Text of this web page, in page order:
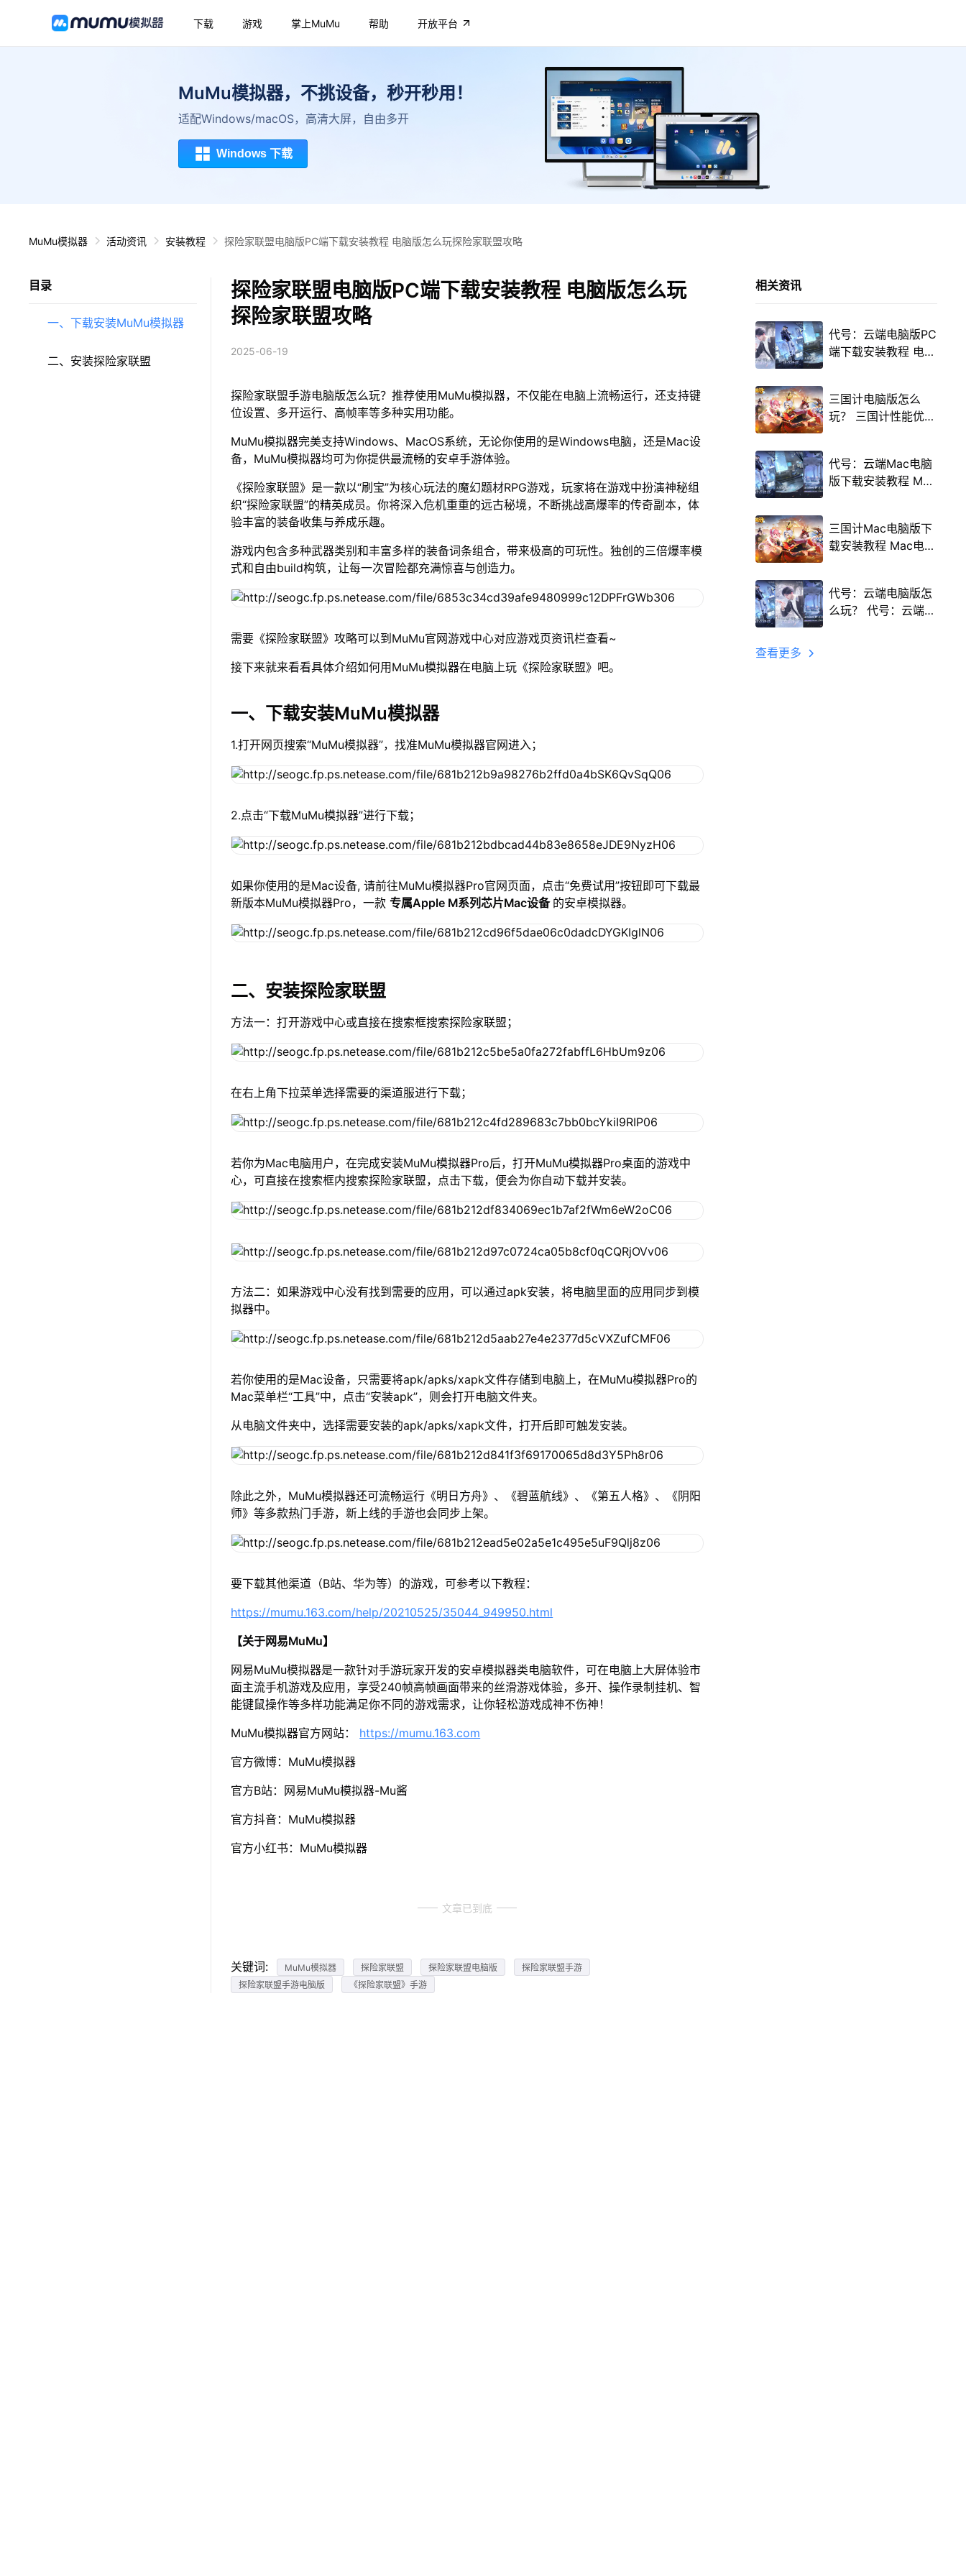
下载 游戏 掌上MuMu 帮助 开放平台
MuMu模拟器，不挑设备，秒开秒用！
适配Windows/macOS，高清大屏，自由多开
Windows 下载
MuMu模拟器 活动资讯 安装教程 探险家联盟电脑版PC端下载安装教程 电脑版怎么玩探险家联盟攻略
目录
一、下载安装MuMu模拟器
二、安装探险家联盟
探险家联盟电脑版PC端下载安装教程 电脑版怎么玩
探险家联盟攻略
2025-06-19
探险家联盟手游电脑版怎么玩？推荐使用MuMu模拟器，不仅能在电脑上流畅运行，还支持键
位设置、多开运行、高帧率等多种实用功能。
MuMu模拟器完美支持Windows、MacOS系统，无论你使用的是Windows电脑，还是Mac设
备，MuMu模拟器均可为你提供最流畅的安卓手游体验。
《探险家联盟》是一款以“刷宝”为核心玩法的魔幻题材RPG游戏，玩家将在游戏中扮演神秘组
织“探险家联盟”的精英成员。你将深入危机重重的远古秘境，不断挑战高爆率的传奇副本，体
验丰富的装备收集与养成乐趣。
游戏内包含多种武器类别和丰富多样的装备词条组合，带来极高的可玩性。独创的三倍爆率模
式和自由build构筑，让每一次冒险都充满惊喜与创造力。
需要《探险家联盟》攻略可以到MuMu官网游戏中心对应游戏页资讯栏查看~
接下来就来看看具体介绍如何用MuMu模拟器在电脑上玩《探险家联盟》吧。
一、下载安装MuMu模拟器
1.打开网页搜索“MuMu模拟器”，找准MuMu模拟器官网进入；
2.点击“下载MuMu模拟器”进行下载；
如果你使用的是Mac设备, 请前往MuMu模拟器Pro官网页面，点击“免费试用”按钮即可下载最
新版本MuMu模拟器Pro，一款专属Apple M系列芯片Mac设备 的安卓模拟器。
二、安装探险家联盟
方法一：打开游戏中心或直接在搜索框搜索探险家联盟；
在右上角下拉菜单选择需要的渠道服进行下载；
若你为Mac电脑用户，在完成安装MuMu模拟器Pro后，打开MuMu模拟器Pro桌面的游戏中
心，可直接在搜索框内搜索探险家联盟，点击下载，便会为你自动下载并安装。
方法二：如果游戏中心没有找到需要的应用，可以通过apk安装，将电脑里面的应用同步到模
拟器中。
若你使用的是Mac设备，只需要将apk/apks/xapk文件存储到电脑上，在MuMu模拟器Pro的
Mac菜单栏“工具”中，点击“安装apk”，则会打开电脑文件夹。
从电脑文件夹中，选择需要安装的apk/apks/xapk文件，打开后即可触发安装。
除此之外，MuMu模拟器还可流畅运行《明日方舟》、《碧蓝航线》、《第五人格》、《阴阳
师》等多款热门手游，新上线的手游也会同步上架。
要下载其他渠道（B站、华为等）的游戏，可参考以下教程：
https://mumu.163.com/help/20210525/35044_949950.html
【关于网易MuMu】
网易MuMu模拟器是一款针对手游玩家开发的安卓模拟器类电脑软件，可在电脑上大屏体验市
面主流手机游戏及应用，享受240帧高帧画面带来的丝滑游戏体验，多开、操作录制挂机、智
能键鼠操作等多样功能满足你不同的游戏需求，让你轻松游戏成神不伤神！
MuMu模拟器官方网站： https://mumu.163.com
官方微博：MuMu模拟器
官方B站：网易MuMu模拟器-Mu酱
官方抖音：MuMu模拟器
官方小红书：MuMu模拟器
文章已到底
关键词: MuMu模拟器 探险家联盟 探险家联盟电脑版
探险家联盟手游
探险家联盟手游电脑版
《探险家联盟》手游
相关资讯
代号：云端电脑版PC
端下载安装教程 电脑
三国计电脑版怎么
玩？ 三国计性能优化
程
代号：云端Mac电脑
版下载安装教程 Mac
三国计Mac电脑版下
载安装教程 Mac电脑
代号：云端电脑版怎
么玩？ 代号：云端性
查看更多